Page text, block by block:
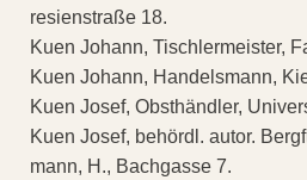
resienstraße 18.
Kuen Johann, Tischlermeister,
Kuen Johann, Handelsmann,
Kuen Josef, Obsthändler,
Kuen Josef, behördl. autor.
mann, H., Bachgasse 7.